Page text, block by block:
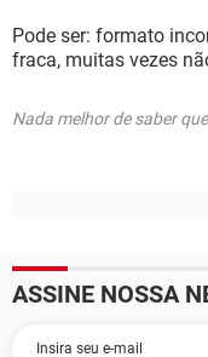
Pode ser: formato
fraca, muitas vezes
Nada melhor de saber
ASSINE NOSSA